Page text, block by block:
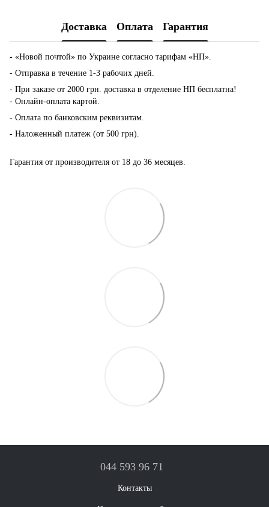
Доставка Оплата Гарантия
- «Новой почтой» по Украине согласно тарифам «НП».
- Отправка в течение 1-3 рабочих дней.
- При заказе от 2000 грн. доставка в отделение НП бесплатна!
- Онлайн-оплата картой.
- Оплата по банковским реквизитам.
- Наложенный платеж (от 500 грн).
Гарантия от производителя от 18 до 36 месяцев.
044 593 96 71
Контакты